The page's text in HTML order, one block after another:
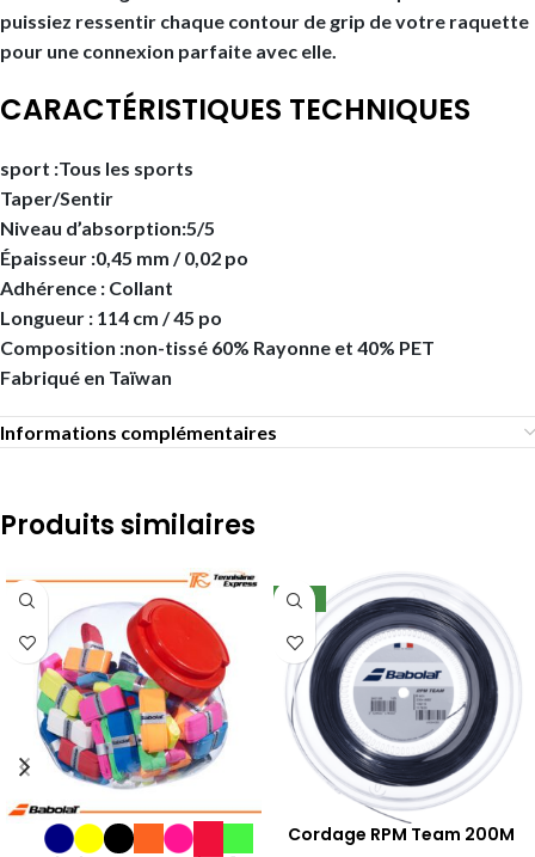
puissiez ressentir chaque contour de grip de votre raquette
pour une connexion parfaite avec elle.
CARACTÉRISTIQUES TECHNIQUES
sport :Tous les sports
Taper/Sentir
Niveau d’absorption:5/5
Épaisseur :0,45 mm / 0,02 po
Adhérence : Collant
Longueur : 114 cm / 45 po
Composition :non-tissé 60% Rayonne et 40% PET
Fabriqué en Taïwan
Informations complémentaires
Produits similaires
NEW
Cordage RPM Team 200M